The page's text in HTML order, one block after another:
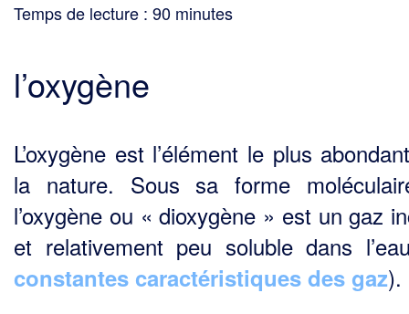
Temps de lecture : 90 minutes
l’oxygène
L’oxygène est l’élément le plus
la nature. Sous sa forme
l’oxygène ou « dioxygène » est un gaz
et relativement peu soluble dans
constantes caractéristiques des gaz).